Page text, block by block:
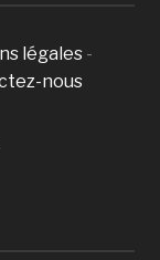
légales -
nous